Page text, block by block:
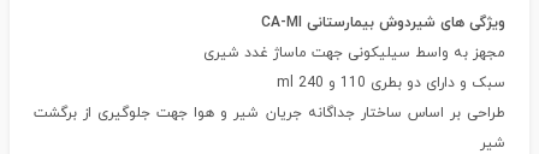
ویژگی های شیردوش بیمارستانی CA-MI
مجهز به واسط سیلیکونی جهت ماساژ غدد شیری
سبک و دارای دو بطری 110 و 240 ml
طراحی بر اساس ساختار جداگانه جریان شیر و هوا جهت جلوگیری از برگشت
شیر